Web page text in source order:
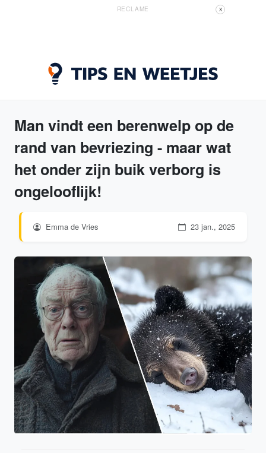
RECLAME X
Man vindt een berenwelp op de
rand van bevriezing - maar wat
het onder zijn buik verborg is
ongelooflijk!
Emma de Vries 23 jan., 2025